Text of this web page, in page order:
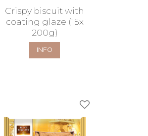
Crispy biscuit with
coating glaze (15x
200g)
INFO
Lägg till i